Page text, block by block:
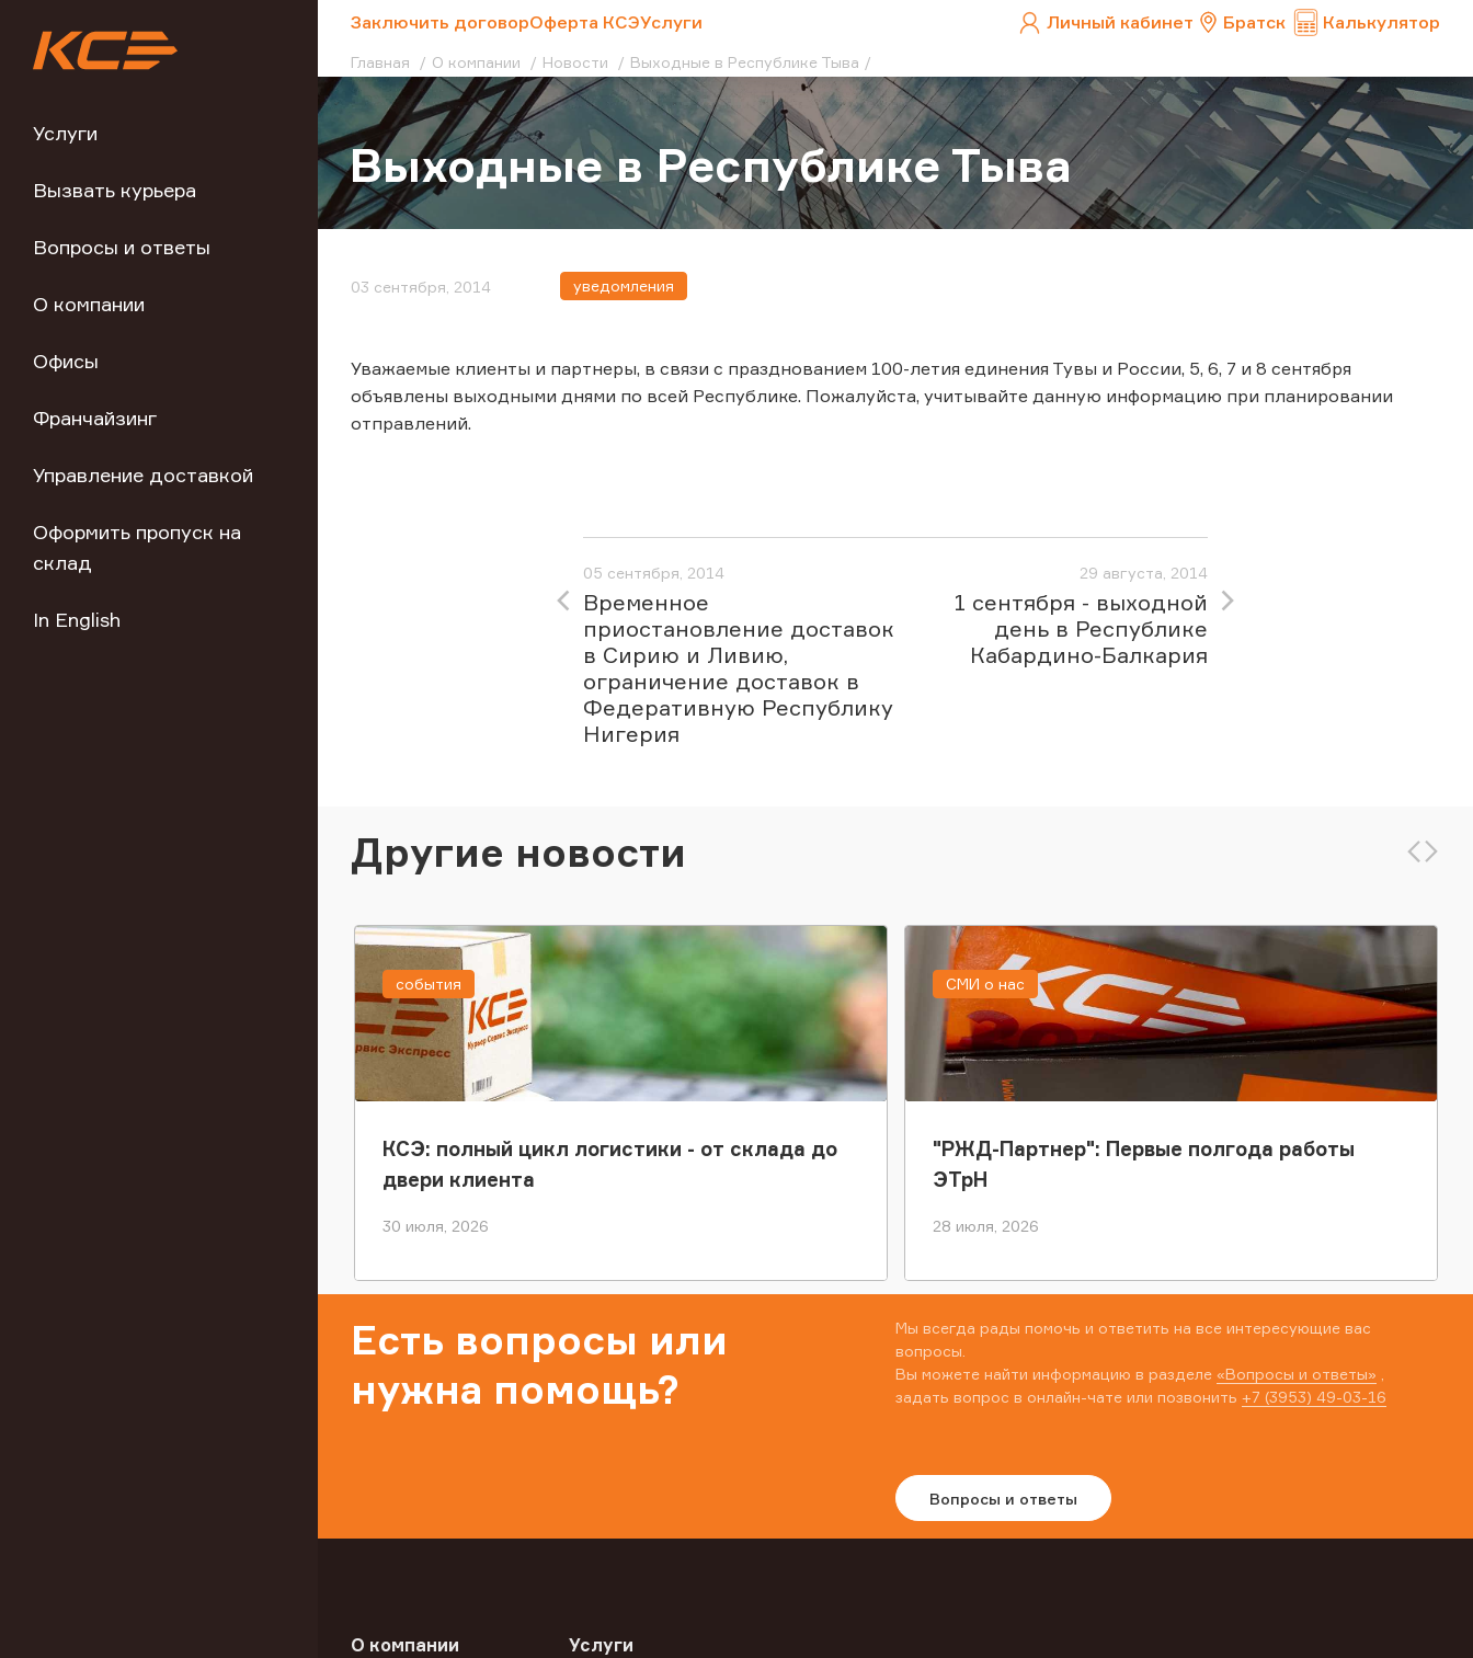
Услуги
Вызвать курьера
Вопросы и ответы
О компании
Офисы
Франчайзинг
Управление доставкой
Оформить пропуск на
склад
In English
Заключить договорОферта КСЭУслуги Личный кабинет Братск Калькулятор
Главная О компании Новости Выходные в Республике Тыва
Выходные в Республике Тыва
03 сентября, 2014 уведомления
Уважаемые клиенты и партнеры, в связи с празднованием 100-летия единения Тувы и России, 5, 6, 7 и 8 сентября
объявлены выходными днями по всей Республике. Пожалуйста, учитывайте данную информацию при планировании
отправлений.
05 сентября, 2014
Временное
приостановление доставок
в Сирию и Ливию,
ограничение доставок в
Федеративную Республику
Нигерия
29 августа, 2014
1 сентября - выходной
день в Республике
Кабардино-Балкария
Другие новости
КСЭ: полный цикл логистики - от склада до
двери клиента
30 июля, 2026
события
"РЖД-Партнер": Первые полгода работы
ЭТрН
28 июля, 2026
СМИ о нас
Есть вопросы или
нужна помощь?
Мы всегда рады помочь и ответить на все интересующие вас
вопросы.
Вы можете найти информацию в разделе «Вопросы и ответы»
задать вопрос в онлайн-чате или позвонить +7 (3953) 49-03-16
Вопросы и ответы
О компании Услуги